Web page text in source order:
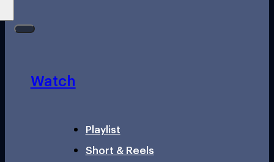
Watch
Playlist
Short & Reels